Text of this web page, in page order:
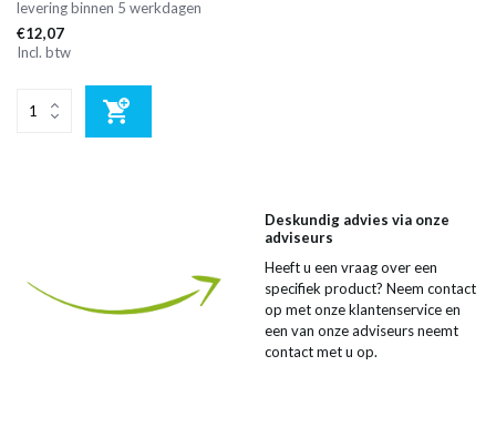
levering binnen 5 werkdagen
€12,07
Incl. btw
Deskundig advies via onze
adviseurs
Heeft u een vraag over een
specifiek product? Neem contact
op met onze klantenservice en
een van onze adviseurs neemt
contact met u op.